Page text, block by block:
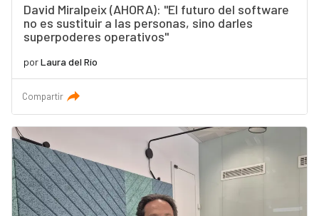
David Miralpeix (AHORA): "El futuro del software
no es sustituir a las personas, sino darles
superpoderes operativos"
porLaura del Río
Compartir